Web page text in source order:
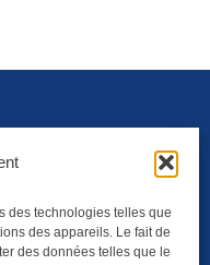
des technologies telles que
des appareils. Le fait de
des données telles que le